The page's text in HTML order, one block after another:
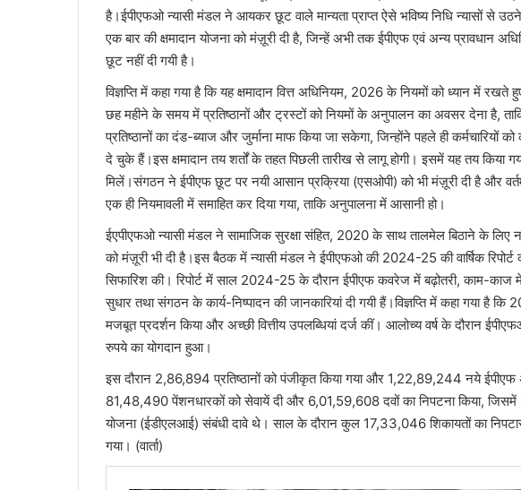
है।ईपीएफओ न्यासी मंडल ने आयकर छूट वाले मान्यता प्राप्त ऐसे भविष्य निधि न्यासों से
एक बार की क्षमादान योजना को मंज़ूरी दी है, जिन्हें अभी तक ईपीएफ एवं अन्य प्रावधान
छूट नहीं दी गयी है।
विज्ञप्ति में कहा गया है कि यह क्षमादान वित्त अधिनियम, 2026 के नियमों को ध्यान में
छह महीने के समय में प्रतिष्ठानों और ट्रस्टों को नियमों के अनुपालन का अवसर देना है,
प्रतिष्ठानों का दंड-ब्याज और जुर्माना माफ किया जा सकेगा, जिन्होंने पहले ही
दे चुके हैं।इस क्षमादान तय शर्तों के तहत पिछली तारीख से लागू होगी। इसमें यह तय किया
मिलें।संगठन ने ईपीएफ छूट पर नयी आसान प्रक्रिया (एसओपी) को भी मंज़ूरी दी है और
एक ही नियमावली में समाहित कर दिया गया, ताकि अनुपालना में आसानी हो।
ईएपीएफओ न्यासी मंडल ने सामाजिक सुरक्षा संहित, 2020 के साथ तालमेल बिठाने के लिए
को मंज़ूरी भी दी है।इस बैठक में न्यासी मंडल ने ईपीएफओ की 2024-25 की वार्षिक
सिफारिश की। रिपोर्ट में साल 2024-25 के दौरान ईपीएफ कवरेज में बढ़ोतरी, काम-काज
सुधार तथा संगठन के कार्य-निष्पादन की जानकारियां दी गयी हैं।विज्ञप्ति में कहा गया है
मजबूत प्रदर्शन किया और अच्छी वित्तीय उपलब्धियां दर्ज कीं। आलोच्य वर्ष के दौरान
रुपये का योगदान हुआ।
इस दौरान 2,86,894 प्रतिष्ठानों को पंजीकृत किया गया और 1,22,89,244 नये
81,48,490 पेंशनधारकों को सेवायें दी और 6,01,59,608 दवों का निपटना किया, जिसमें
योजना (ईडीएलआई) संबंधी दावे थे। साल के दौरान कुल 17,33,046 शिकायतों का
गया। (वार्ता)